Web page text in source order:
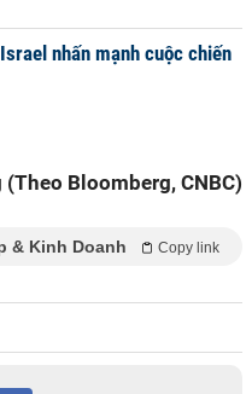
nhấn mạnh cuộc chiến
(Theo Bloomberg, CNBC)
& Kinh Doanh Copy link